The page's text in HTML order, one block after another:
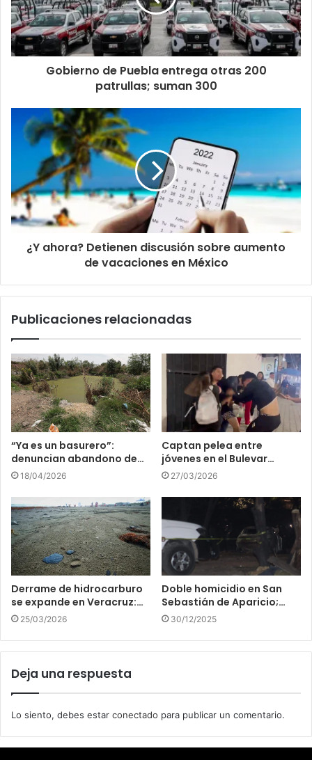
Gobierno de Puebla entrega otras 200
patrullas; suman 300
¿Y ahora? Detienen discusión sobre aumento
de vacaciones en México
Publicaciones relacionadas
“Ya es un basurero”:
denuncian abandono de…
18/04/2026
Captan pelea entre
jóvenes en el Bulevar…
27/03/2026
Derrame de hidrocarburo
se expande en Veracruz:…
25/03/2026
Doble homicidio en San
Sebastián de Aparicio;…
30/12/2025
Deja una respuesta
Lo siento, debes estar conectado para publicar un comentario.